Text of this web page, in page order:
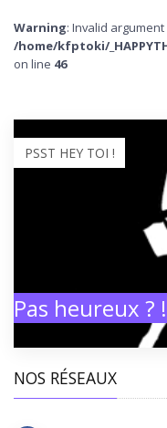
Warning: Invalid
/home/kfptoki/
on line 46
PSST HEY TOI !
Pas heureux ? !
NOS RÉSEAUX